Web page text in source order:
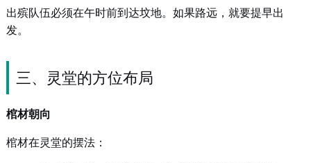
出殡队伍必须在午时前到达坟地。如果路远，就要提早出
发。
三、灵堂的方位布局
棺材朝向
棺材在灵堂的摆法：